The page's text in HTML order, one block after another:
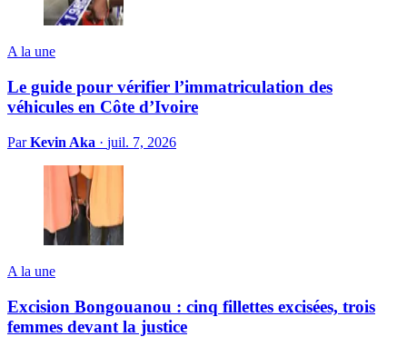
A la une
Le guide pour vérifier l’immatriculation des
véhicules en Côte d’Ivoire
ParKevin Aka · juil. 7, 2026
A la une
Excision Bongouanou : cinq fillettes excisées, trois
femmes devant la justice